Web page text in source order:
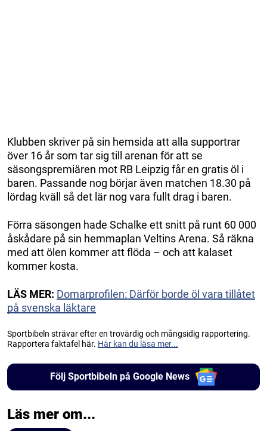
Klubben skriver på sin hemsida att alla supportrar
över 16 år som tar sig till arenan för att se
säsongspremiären mot RB Leipzig får en gratis öl i
baren. Passande nog börjar även matchen 18.30 på
lördag kväll så det lär nog vara fullt drag i baren.
Förra säsongen hade Schalke ett snitt på runt 60 000
åskådare på sin hemmaplan Veltins Arena. Så räkna
med att ölen kommer att flöda – och att kalaset
kommer kosta.
LÄS MER: Domarprofilen: Därför borde öl vara tillåtet
på svenska läktare
Sportbibeln strävar efter en trovärdig och mångsidig rapportering.
Rapportera faktafel här. Här kan du läsa mer...
Följ Sportbibeln på Google News
Läs mer om...